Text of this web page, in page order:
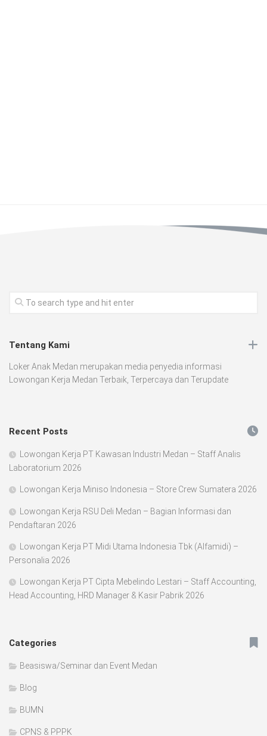
Tentang Kami
Loker Anak Medan merupakan media penyedia informasi
Lowongan Kerja Medan Terbaik, Terpercaya dan Terupdate
Recent Posts
Lowongan Kerja PT Kawasan Industri Medan – Staff Analis
Laboratorium 2026
Lowongan Kerja Miniso Indonesia – Store Crew Sumatera 2026
Lowongan Kerja RSU Deli Medan – Bagian Informasi dan
Pendaftaran 2026
Lowongan Kerja PT Midi Utama Indonesia Tbk (Alfamidi) –
Personalia 2026
Lowongan Kerja PT Cipta Mebelindo Lestari – Staff Accounting,
Head Accounting, HRD Manager & Kasir Pabrik 2026
Categories
Beasiswa/Seminar dan Event Medan
Blog
BUMN
CPNS & PPPK